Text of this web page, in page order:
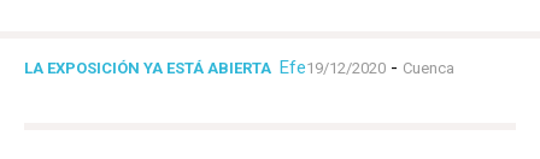
LA EXPOSICIÓN YA ESTÁ ABIERTA Efe19/12/2020 - Cuenca